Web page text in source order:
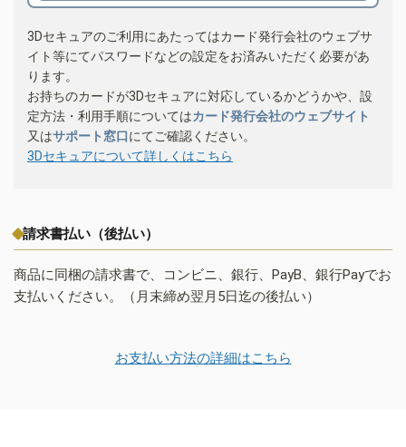
3Dセキュアのご利用にあたってはカード発行会社のウェブサ
イト等にてパスワードなどの設定をお済みいただく必要があ
ります。
お持ちのカードが3Dセキュアに対応しているかどうかや、設
定方法・利用手順についてはカード発行会社のウェブサイト
又はサポート窓口にてご確認ください。
3Dセキュアについて詳しくはこちら
請求書払い（後払い）
商品に同梱の請求書で、コンビニ、銀行、PayB、銀行Payでお
支払いください。（月末締め翌月5日迄の後払い）
お支払い方法の詳細はこちら